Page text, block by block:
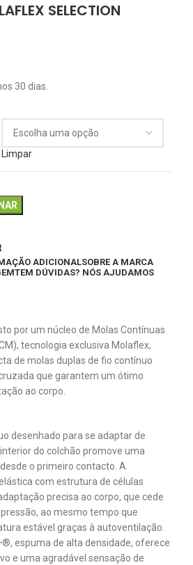
SELECTION
30 dias.
Limpar
ADICIONALSOBRE A MARCA
TEM DÚVIDAS? NÓS AJUDAMOS
por um núcleo de Molas Contínuas
tecnologia exclusiva Molaflex,
de molas duplas de fio contínuo
que garantem um ótimo
ao corpo.
desenhado para se adaptar de
do colchão promove uma
o primeiro contacto. A
com estrutura de células
precisa ao corpo, que cede
ao mesmo tempo que
estável graças à autoventilação.
espuma de alta densidade, oferece
e uma agradável sensação de